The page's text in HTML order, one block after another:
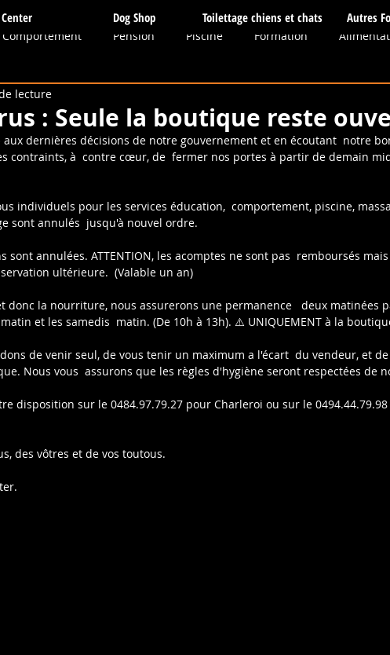
Dog Shop Toilettage chiens et chats Autres
Comportement Pension Piscine Formation
Obéissance Massages Elevage
Balade
: Seule la boutique reste
lecture
dernières décisions de notre gouvernement et en écoutant  notre
contraints, à  contre cœur, de  fermer nos portes à partir de demain
individuels pour les services éducation,  comportement, piscine,
sont annulés  jusqu'à nouvel ordre.
sont annulées. ATTENTION, les acomptes ne sont pas  remboursés
ultérieure.  (Valable un an)
donc la nourriture, nous assurerons une permanence   deux matinées
et les samedis  matin. (De 10h à 13h). ⚠️ UNIQUEMENT à la
de venir seul, de vous tenir un maximum a l'écart  du vendeur, et
Nous vous  assurons que les règles d'hygiène seront respectées de
disposition sur le 0484.97.79.27 pour Charleroi ou sur le 0494.44.79.98
des vôtres et de vos toutous.